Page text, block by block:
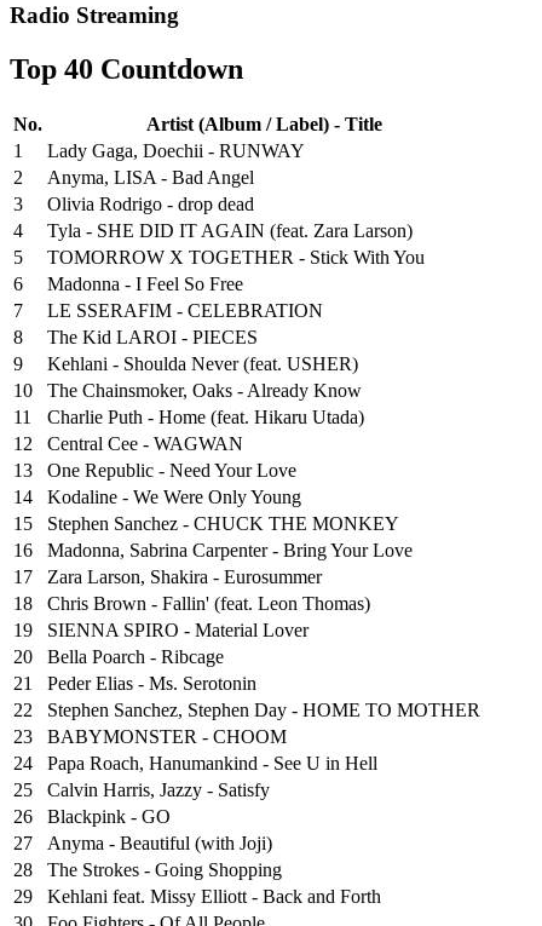
Radio Streaming
Top 40 Countdown
No.
Artist (Album / Label) - Title
1
Lady Gaga, Doechii - RUNWAY
2
Anyma, LISA - Bad Angel
3
Olivia Rodrigo - drop dead
4
Tyla - SHE DID IT AGAIN (feat. Zara Larson)
5
TOMORROW X TOGETHER - Stick With You
6
Madonna - I Feel So Free
7
LE SSERAFIM - CELEBRATION
8
The Kid LAROI - PIECES
9
Kehlani - Shoulda Never (feat. USHER)
10
The Chainsmoker, Oaks - Already Know
11
Charlie Puth - Home (feat. Hikaru Utada)
12
Central Cee - WAGWAN
13
One Republic - Need Your Love
14
Kodaline - We Were Only Young
15
Stephen Sanchez - CHUCK THE MONKEY
16
Madonna, Sabrina Carpenter - Bring Your Love
17
Zara Larson, Shakira - Eurosummer
18
Chris Brown - Fallin' (feat. Leon Thomas)
19
SIENNA SPIRO - Material Lover
20
Bella Poarch - Ribcage
21
Peder Elias - Ms. Serotonin
22
Stephen Sanchez, Stephen Day - HOME TO MOTHER
23
BABYMONSTER - CHOOM
24
Papa Roach, Hanumankind - See U in Hell
25
⁠Calvin Harris, Jazzy - Satisfy
26
Blackpink - GO
27
Anyma - Beautiful (with Joji)
28
The Strokes - Going Shopping
29
Kehlani feat. Missy Elliott - Back and Forth